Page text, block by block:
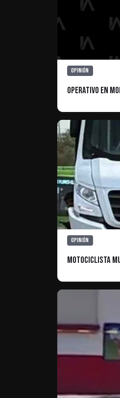
Opinión
Operativo en
Opinión
Motociclista